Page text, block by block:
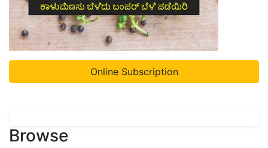
Online Subscription
Browse